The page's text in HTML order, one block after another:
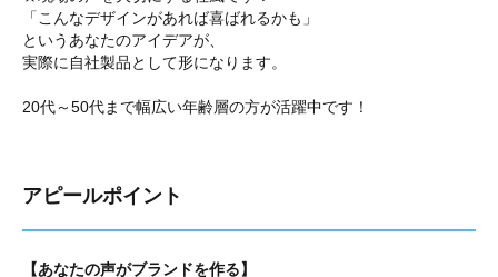
「こんなデザインがあれば喜ばれるかも」
というあなたのアイデアが、
実際に自社製品として形になります。
20代～50代まで幅広い年齢層の方が活躍中です！
アピールポイント
【あなたの声がブランドを作る】